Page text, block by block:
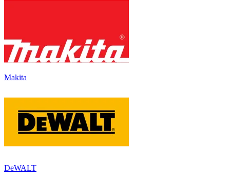
Makita
DeWALT